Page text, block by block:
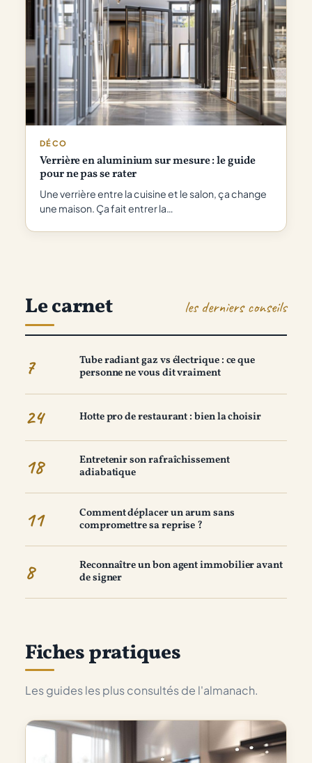
DÉCO
Verrière en aluminium sur mesure : le guide
pour ne pas se rater
Une verrière entre la cuisine et le salon, ça change
une maison. Ça fait entrer la…
Le carnet les derniers conseils
7
Tube radiant gaz vs électrique : ce que
personne ne vous dit vraiment
24 Hotte pro de restaurant : bien la choisir
18
Entretenir son rafraîchissement
adiabatique
11
Comment déplacer un arum sans
compromettre sa reprise ?
8
Reconnaître un bon agent immobilier avant
de signer
Fiches pratiques
Les guides les plus consultés de l'almanach.